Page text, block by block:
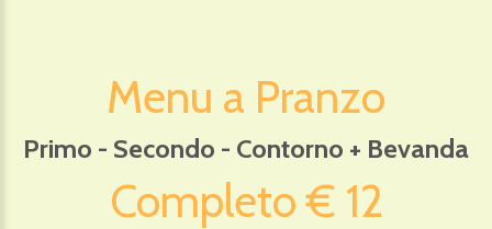
Menu a Pranzo
Primo - Secondo - Contorno + Bevanda
Completo € 12